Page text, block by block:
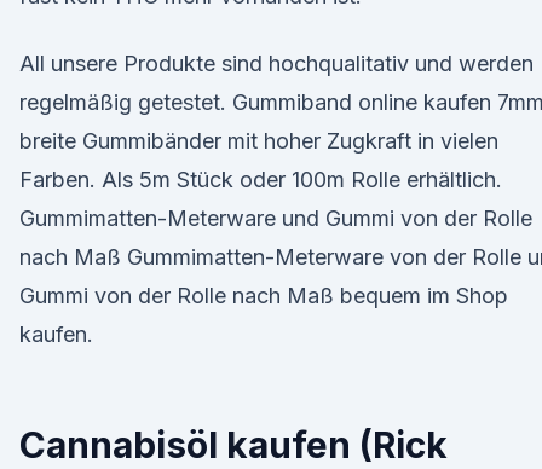
All unsere Produkte sind hochqualitativ und werden
regelmäßig getestet. Gummiband online kaufen 7mm
breite Gummibänder mit hoher Zugkraft in vielen
Farben. Als 5m Stück oder 100m Rolle erhältlich.
Gummimatten-Meterware und Gummi von der Rolle
nach Maß Gummimatten-Meterware von der Rolle
Gummi von der Rolle nach Maß bequem im Shop
kaufen.
Cannabisöl kaufen (Rick